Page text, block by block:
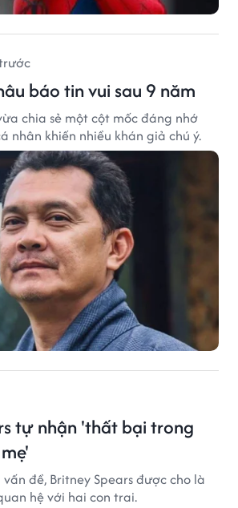
báo tin vui sau 9 năm
chia sẻ một cột mốc đáng nhớ
nhân khiến nhiều khán giả chú ý.
tự nhận 'thất bại trong
đề, Britney Spears được cho là
hệ với hai con trai.